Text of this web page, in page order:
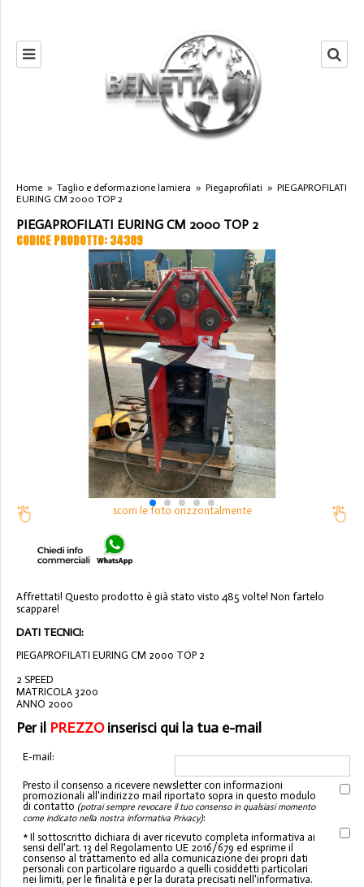
Home » Taglio e deformazione lamiera » Piegaprofilati » PIEGAPROFILATI
EURING CM 2000 TOP 2
PIEGAPROFILATI EURING CM 2000 TOP 2
CODICE PRODOTTO: 34389
scorri le foto orizzontalmente
Affrettati! Questo prodotto è già stato visto 485 volte! Non fartelo
scappare!
DATI TECNICI:
PIEGAPROFILATI EURING CM 2000 TOP 2
2 SPEED
MATRICOLA 3200
ANNO 2000
Per il PREZZOinserisci qui la tua e-mail
E-mail:
Presto il consenso a ricevere newsletter con informazioni
promozionali all'indirizzo mail riportato sopra in questo modulo
di contatto (potrai sempre revocare il tuo consenso in qualsiasi momento
come indicato nella nostra informativa Privacy):
* Il sottoscritto dichiara di aver ricevuto completa informativa ai
sensi dell'art. 13 del Regolamento UE 2016/679 ed esprime il
consenso al trattamento ed alla comunicazione dei propri dati
personali con particolare riguardo a quelli cosiddetti particolari
nei limiti, per le finalità e per la durata precisati nell'informativa.